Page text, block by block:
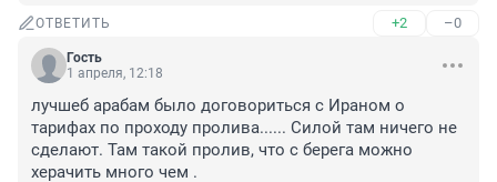
ОТВЕТИТЬ +2 –0
Гость
1 апреля, 12:18
лучшеб арабам было договориться с Ираном о
тарифах по проходу пролива...... Силой там ничего не
сделают. Там такой пролив, что с берега можно
херачить много чем .